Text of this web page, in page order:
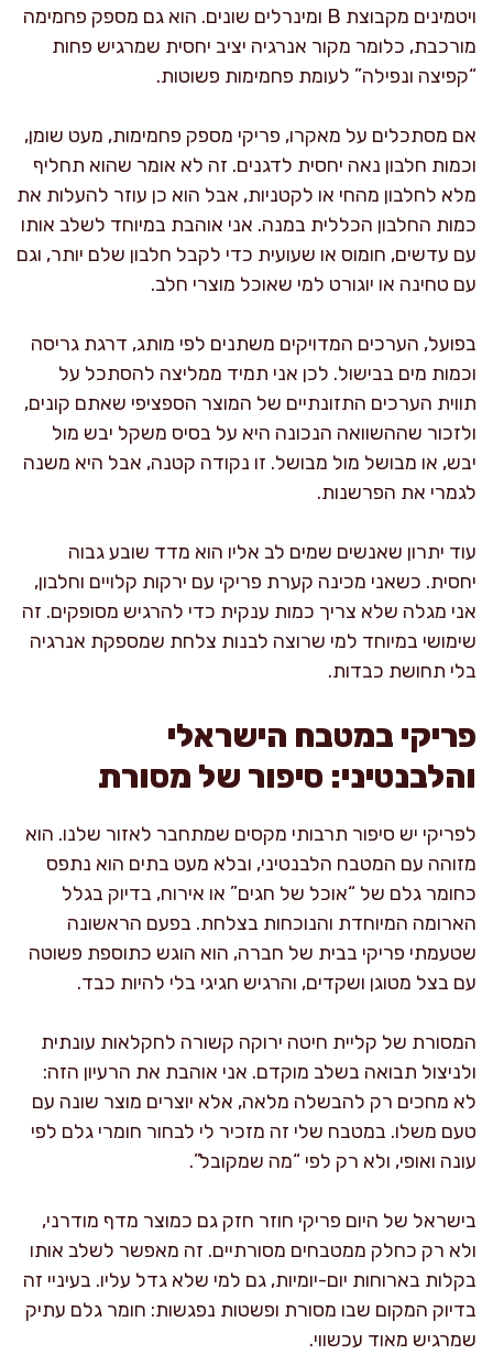
ויטמינים מקבוצת B ומינרלים שונים. הוא גם מספק פחמימה
מורכבת, כלומר מקור אנרגיה יציב יחסית שמרגיש פחות
“קפיצה ונפילה” לעומת פחמימות פשוטות.
אם מסתכלים על מאקרו, פריקי מספק פחמימות, מעט שומן,
וכמות חלבון נאה יחסית לדגנים. זה לא אומר שהוא תחליף
מלא לחלבון מהחי או לקטניות, אבל הוא כן עוזר להעלות את
כמות החלבון הכללית במנה. אני אוהבת במיוחד לשלב אותו
עם עדשים, חומוס או שעועית כדי לקבל חלבון שלם יותר, וגם
עם טחינה או יוגורט למי שאוכל מוצרי חלב.
בפועל, הערכים המדויקים משתנים לפי מותג, דרגת גריסה
וכמות מים בבישול. לכן אני תמיד ממליצה להסתכל על
תווית הערכים התזונתיים של המוצר הספציפי שאתם קונים,
ולזכור שההשוואה הנכונה היא על בסיס משקל יבש מול
יבש, או מבושל מול מבושל. זו נקודה קטנה, אבל היא משנה
לגמרי את הפרשנות.
עוד יתרון שאנשים שמים לב אליו הוא מדד שובע גבוה
יחסית. כשאני מכינה קערת פריקי עם ירקות קלויים וחלבון,
אני מגלה שלא צריך כמות ענקית כדי להרגיש מסופקים. זה
שימושי במיוחד למי שרוצה לבנות צלחת שמספקת אנרגיה
בלי תחושת כבדות.
פריקי במטבח הישראלי
והלבנטיני: סיפור של מסורת
לפריקי יש סיפור תרבותי מקסים שמתחבר לאזור שלנו. הוא
מזוהה עם המטבח הלבנטיני, ובלא מעט בתים הוא נתפס
כחומר גלם של “אוכל של חגים” או אירוח, בדיוק בגלל
הארומה המיוחדת והנוכחות בצלחת. בפעם הראשונה
שטעמתי פריקי בבית של חברה, הוא הוגש כתוספת פשוטה
עם בצל מטוגן ושקדים, והרגיש חגיגי בלי להיות כבד.
המסורת של קליית חיטה ירוקה קשורה לחקלאות עונתית
ולניצול תבואה בשלב מוקדם. אני אוהבת את הרעיון הזה:
לא מחכים רק להבשלה מלאה, אלא יוצרים מוצר שונה עם
טעם משלו. במטבח שלי זה מזכיר לי לבחור חומרי גלם לפי
עונה ואופי, ולא רק לפי “מה שמקובל”.
בישראל של היום פריקי חוזר חזק גם כמוצר מדף מודרני,
ולא רק כחלק ממטבחים מסורתיים. זה מאפשר לשלב אותו
בקלות בארוחות יום-יומיות, גם למי שלא גדל עליו. בעיניי זה
בדיוק המקום שבו מסורת ופשטות נפגשות: חומר גלם עתיק
שמרגיש מאוד עכשווי.